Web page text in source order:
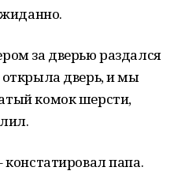
за дверью раздался
дверь, и мы
комок шерсти,
папа.